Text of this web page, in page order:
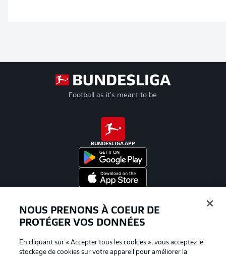
Football as it's meant to be
BUNDESLIGA APP
NOUS PRENONS À COEUR DE
PROTÉGER VOS DONNÉES
En cliquant sur « Accepter tous les cookies », vous acceptez le
stockage de cookies sur votre appareil pour améliorer la